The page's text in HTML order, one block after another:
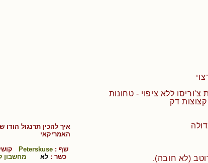
קצוצות דק
(לא חובה).
איך להכין תרנגול הודו
האמריקאי
שף : Peterskuse
כשר : לא מחשבון